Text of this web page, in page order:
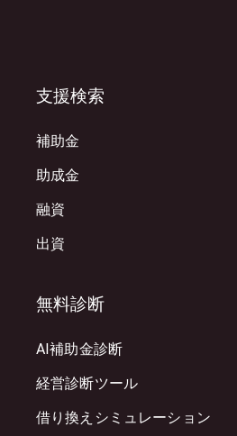
支援検索
補助金
助成金
融資
出資
無料診断
AI補助金診断
経営診断ツール
借り換えシミュレーション